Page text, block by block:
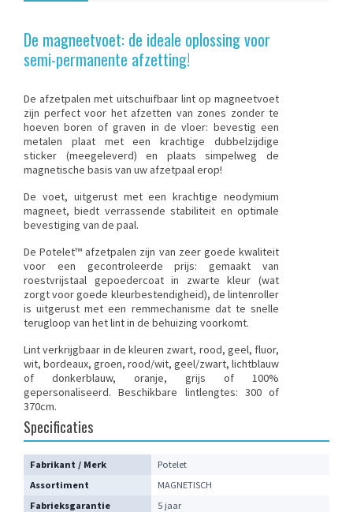
De magneetvoet: de ideale oplossing voor
semi-permanente afzetting!
De afzetpalen met uitschuifbaar lintop magneetvoet
zijn perfect voor het afzetten van zones zonder te
hoeven boren of graven in de vloer: bevestig een
metalen plaat met een krachtige dubbelzijdige
sticker (meegeleverd) en plaats simpelweg de
magnetische basis van uw afzetpaal erop!
De voet, uitgerust met een krachtige neodymium
magneet, biedt verrassende stabiliteit en optimale
bevestiging van de paal.
De Potelet™ afzetpalen zijn van zeer goede kwaliteit
voor een gecontroleerde prijs: gemaakt van
roestvrijstaal gepoedercoat in zwarte kleur (wat
zorgt voor goede kleurbestendigheid), de lintenroller
is uitgerust met een remmechanisme dat te snelle
terugloop van het lint in de behuizing voorkomt.
Lint verkrijgbaar in de kleuren zwart, rood, geel, fluor,
wit, bordeaux, groen, rood/wit, geel/zwart, lichtblauw
of donkerblauw, oranje, grijs of 100%
gepersonaliseerd. Beschikbare lintlengtes: 300 of
370cm.
Specificaties
Fabrikant / Merk
Potelet
Assortiment
MAGNETISCH
Fabrieksgarantie
5 jaar